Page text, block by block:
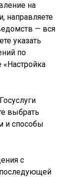
на
направляете
— вся
указать
по
«Настройка
выбрать
и способы
с